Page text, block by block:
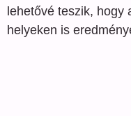
lehetővé teszik, hogy
helyeken is